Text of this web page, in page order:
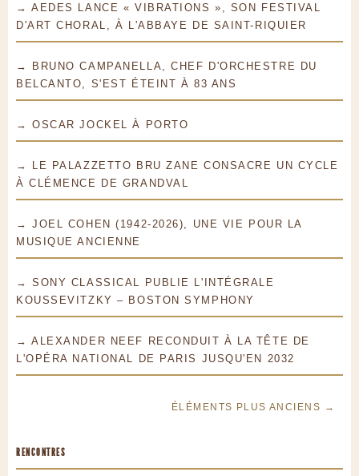
→ AEDES LANCE « VIBRATIONS », SON FESTIVAL
D'ART CHORAL, À L'ABBAYE DE SAINT-RIQUIER
→ BRUNO CAMPANELLA, CHEF D'ORCHESTRE DU
BELCANTO, S'EST ÉTEINT À 83 ANS
→ OSCAR JOCKEL À PORTO
→ LE PALAZZETTO BRU ZANE CONSACRE UN CYCLE
À CLÉMENCE DE GRANDVAL
→ JOEL COHEN (1942-2026), UNE VIE POUR LA
MUSIQUE ANCIENNE
→ SONY CLASSICAL PUBLIE L'INTÉGRALE
KOUSSEVITZKY – BOSTON SYMPHONY
→ ALEXANDER NEEF RECONDUIT À LA TÊTE DE
L'OPÉRA NATIONAL DE PARIS JUSQU'EN 2032
ÉLÉMENTS PLUS ANCIENS →
RENCONTRES